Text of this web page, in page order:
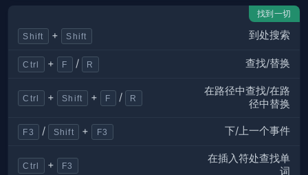
找到一切
Shift + Shift 到处搜索
Ctrl + F / R 查找/替换
Ctrl + Shift + F / R
在路径中查找/在路
径中替换
F3 / Shift + F3 下/上一个事件
Ctrl + F3
在插入符处查找单
词